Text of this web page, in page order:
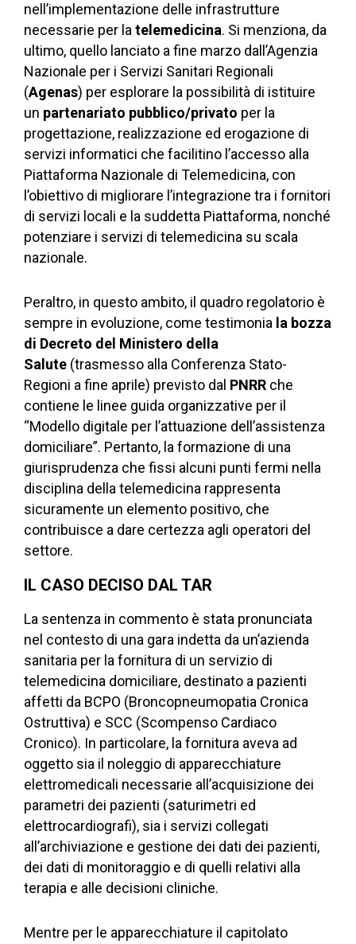
nell’implementazione delle infrastrutture
necessarie per la telemedicina. Si menziona, da
ultimo, quello lanciato a fine marzo dall’Agenzia
Nazionale per i Servizi Sanitari Regionali
(Agenas) per esplorare la possibilità di istituire
un partenariato pubblico/privato per la
progettazione, realizzazione ed erogazione di
servizi informatici che facilitino l’accesso alla
Piattaforma Nazionale di Telemedicina, con
l’obiettivo di migliorare l’integrazione tra i fornitori
di servizi locali e la suddetta Piattaforma, nonché
potenziare i servizi di telemedicina su scala
nazionale.
Peraltro, in questo ambito, il quadro regolatorio è
sempre in evoluzione, come testimonia la bozza
di Decreto del Ministero della
Salute (trasmesso alla Conferenza Stato-
Regioni a fine aprile) previsto dal PNRR che
contiene le linee guida organizzative per il
“Modello digitale per l’attuazione dell’assistenza
domiciliare”. Pertanto, la formazione di una
giurisprudenza che fissi alcuni punti fermi nella
disciplina della telemedicina rappresenta
sicuramente un elemento positivo, che
contribuisce a dare certezza agli operatori del
settore.
IL CASO DECISO DAL TAR
La sentenza in commento è stata pronunciata
nel contesto di una gara indetta da un’azienda
sanitaria per la fornitura di un servizio di
telemedicina domiciliare, destinato a pazienti
affetti da BCPO (Broncopneumopatia Cronica
Ostruttiva) e SCC (Scompenso Cardiaco
Cronico). In particolare, la fornitura aveva ad
oggetto sia il noleggio di apparecchiature
elettromedicali necessarie all’acquisizione dei
parametri dei pazienti (saturimetri ed
elettrocardiografi), sia i servizi collegati
all’archiviazione e gestione dei dati dei pazienti,
dei dati di monitoraggio e di quelli relativi alla
terapia e alle decisioni cliniche.
Mentre per le apparecchiature il capitolato